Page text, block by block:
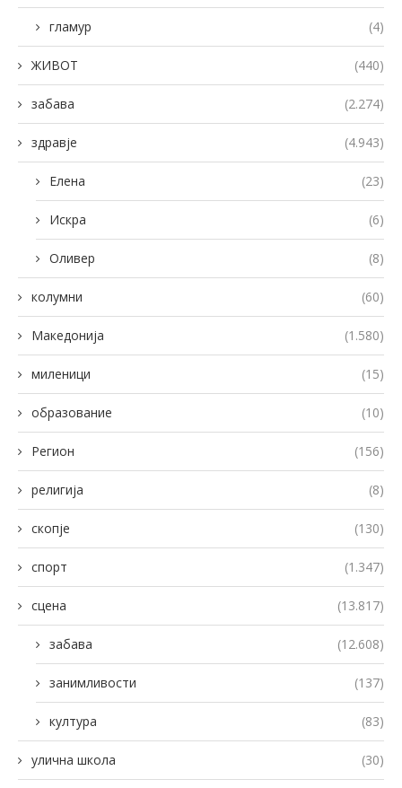
гламур (4)
ЖИВОТ (440)
забава (2.274)
здравје (4.943)
Елена (23)
Искра (6)
Оливер (8)
колумни (60)
Македонија (1.580)
миленици (15)
образование (10)
Регион (156)
религија (8)
скопје (130)
спорт (1.347)
сцена (13.817)
забава (12.608)
занимливости (137)
култура (83)
улична школа (30)